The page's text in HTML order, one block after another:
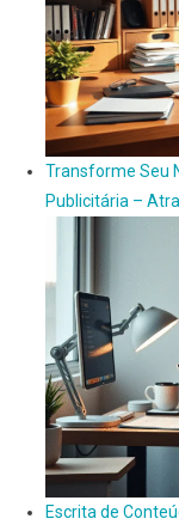
Transforme Seu
Publicitária –
Escrita de